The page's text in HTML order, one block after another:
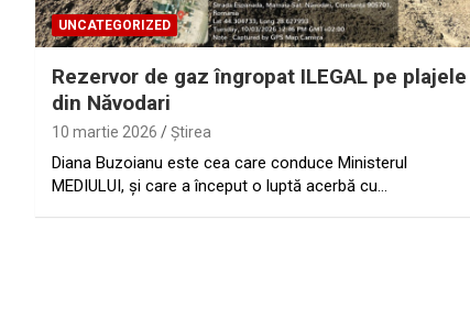
UNCATEGORIZED
Rezervor de gaz îngropat ILEGAL pe plajele
din Năvodari
10 martie 2026 Ştirea
Diana Buzoianu este cea care conduce Ministerul
MEDIULUI, şi care a început o luptă acerbă cu…